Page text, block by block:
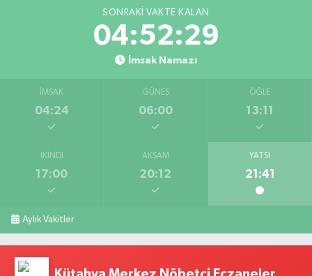
SONRAKI VAKTE KALAN
04:52:28
İmsak Namazı
İMSAK
04:24
GÜNEŞ
06:00
ÖĞLE
13:11
İKINDI
17:00
AKŞAM
20:12
YATSI
21:41
Aylık Vakitler